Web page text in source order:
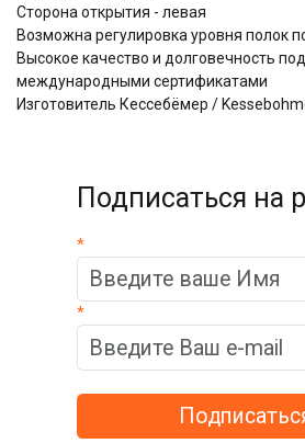
Сторона открытия - левая
Возможна регулировка уровня полок
Высокое качество и долговечность
международными сертификатами
Изготовитель Кессебёмер /
Подписаться на
*
*